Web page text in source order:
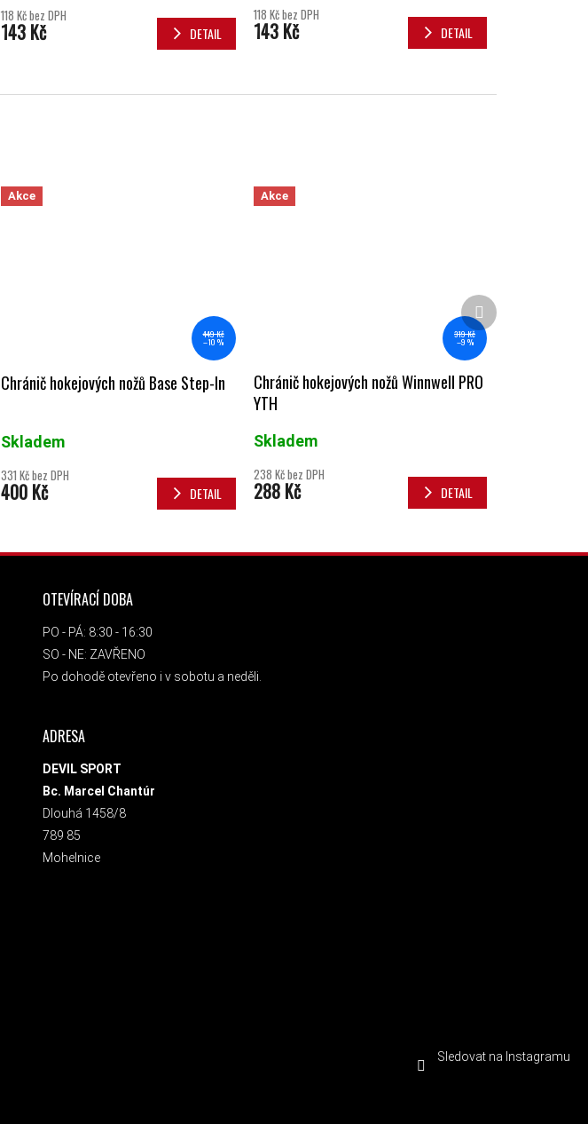
Akce
449 Kč
–10 %
Chránič hokejových nožů Base Step-In
Skladem
331 Kč bez DPH
400 Kč DETAIL
Akce
319 Kč
–9 %
Chránič hokejových nožů Winnwell PRO
YTH
Skladem
238 Kč bez DPH
288 Kč DETAIL
Další produkt
118 Kč bez DPH
143 Kč DETAIL
118 Kč bez DPH
143 Kč DETAIL
OTEVÍRACÍ DOBA
PO - PÁ: 8:30 - 16:30
SO - NE: ZAVŘENO
Po dohodě otevřeno i v sobotu a neděli.
ADRESA
DEVIL SPORT
Bc. Marcel Chantúr
Dlouhá 1458/8
789 85
Mohelnice
Sledovat na Instagramu